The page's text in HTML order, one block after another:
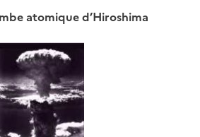
atomique d’Hiroshima